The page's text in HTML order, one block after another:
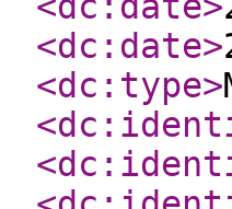
<dc:date>
<dc:type>